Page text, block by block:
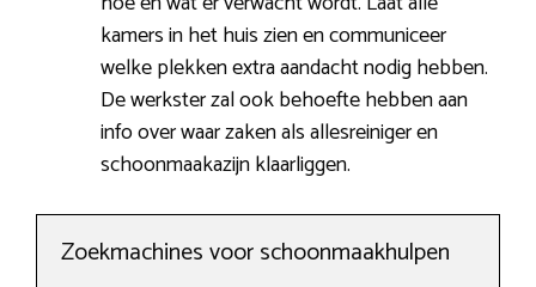
kamers in het huis zien en communiceer
welke plekken extra aandacht nodig hebben.
De werkster zal ook behoefte hebben aan
info over waar zaken als allesreiniger en
schoonmaakazijn klaarliggen.
Zoekmachines voor schoonmaakhulpen